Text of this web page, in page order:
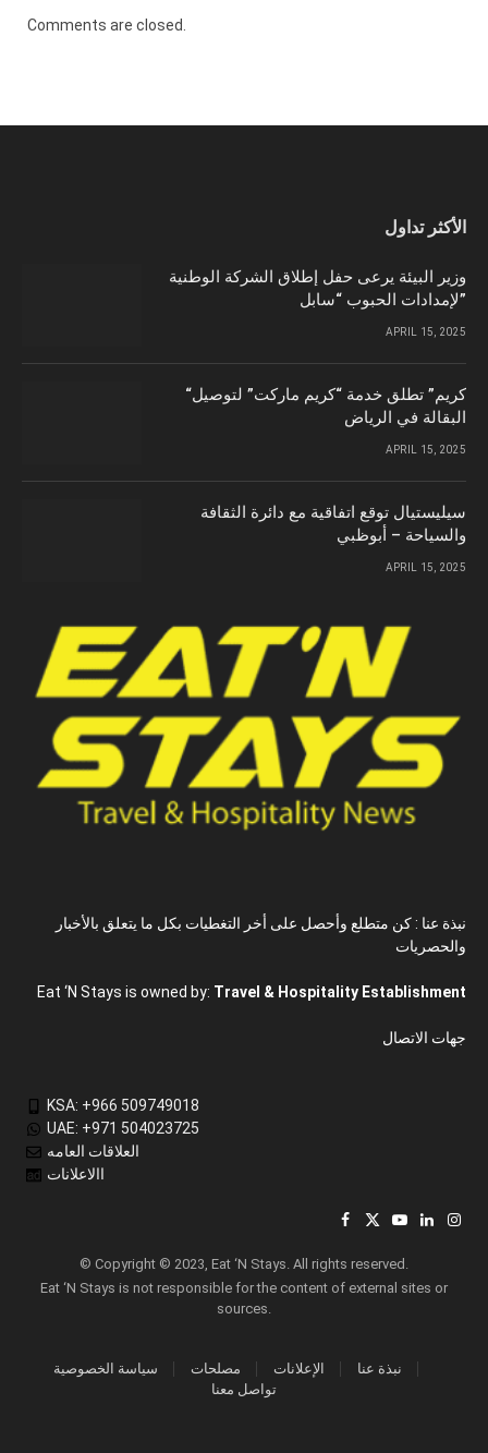
Comments are closed.
الأكثر تداول
وزير البيئة يرعى حفل إطلاق الشركة الوطنية
لإمدادات الحبوب “سابل”
APRIL 15, 2025
“كريم” تطلق خدمة “كريم ماركت” لتوصيل
البقالة في الرياض
APRIL 15, 2025
سيليستيال توقع اتفاقية مع دائرة الثقافة
والسياحة – أبوظبي
APRIL 15, 2025
نبذة عنا : كن متطلع وأحصل على أخر التغطيات بكل ما يتعلق بالأخبار
والحصريات
Eat ‘N Stays is owned by: Travel & Hospitality Establishment
جهات الاتصال
KSA: +966 509749018
UAE: +971 504023725
العلاقات العامه
االاعلانات
Facebook
X
YouTube
LinkedIn
© Copyright © 2023, Eat ‘N Stays. All rights reserved.
Eat ‘N Stays is not responsible for the content of external sites or
sources.
سياسة الخصوصية مصلحات الإعلانات
نبذة عنا
تواصل معنا